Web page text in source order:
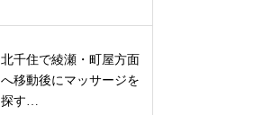
北千住で綾瀬・町屋方面
へ移動後にマッサージを
探す…